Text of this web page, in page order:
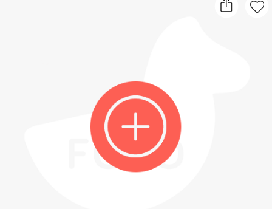
Blog
Partner
Kontakt
Impressum